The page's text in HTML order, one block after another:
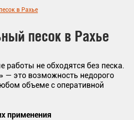
в Рахье
песок в Рахье
работы не обходятся без песка.
— это возможность недорого
объеме с оперативной
применения